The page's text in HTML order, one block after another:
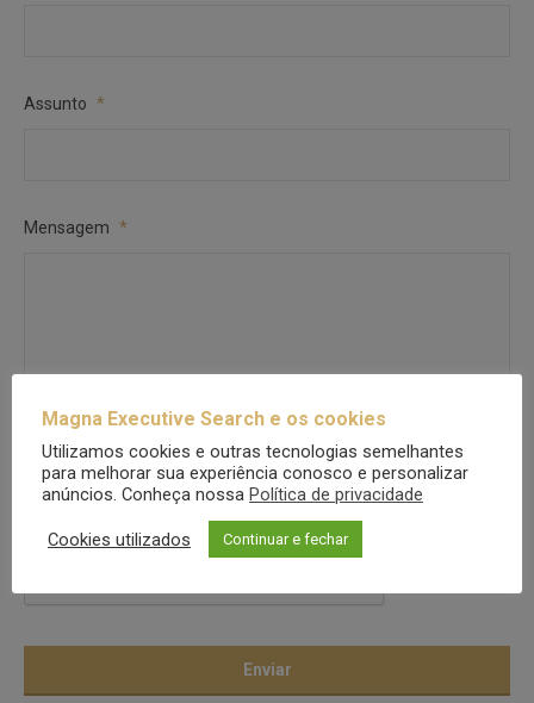
Assunto *
Mensagem *
CAPTCHA
Magna Executive Search e os cookies
Utilizamos cookies e outras tecnologias semelhantes
para melhorar sua experiência conosco e personalizar
anúncios. Conheça nossa Política de privacidade
Cookies utilizados Continuar e fechar